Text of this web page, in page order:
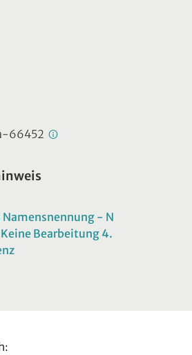
66452
- N
Bearbeitung 4.